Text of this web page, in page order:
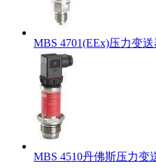
MBS 4701(EEx)压力变送
MBS 4510丹佛斯压力变